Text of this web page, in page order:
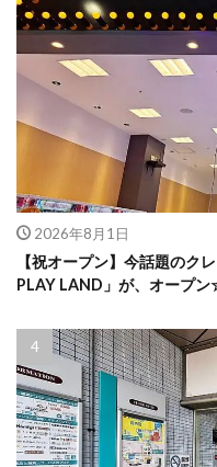
2026年8月1日
【祝オープン】今話題のク
PLAY LAND」が、オープ